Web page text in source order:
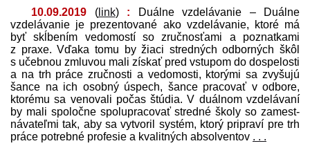
10.09.2019 (link) : Duálne vzdelávanie – Duálne
vzdelávanie je prezentované ako vzdelávanie, ktoré má
byť skĺbením vedomostí so zručnosťami a poznatkami
z praxe. Vďaka tomu by žiaci stredných odborných škôl
s učebnou zmluvou mali získať pred vstupom do dospelosti
a na trh práce zručnosti a vedomosti, ktorými sa zvyšujú
šance na ich osobný úspech, šance pracovať v odbore,
ktorému sa venovali počas štúdia. V duálnom vzdelávaní
by mali spoločne spolupracovať stredné školy so zamest­
návateľmi tak, aby sa vytvoril systém, ktorý pripraví pre trh
práce potrebné profesie a kvalitných absolventov . . .